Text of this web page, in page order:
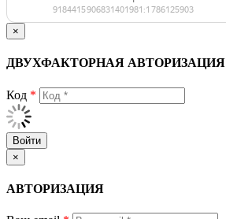
×
ДВУХФАКТОРНАЯ АВТОРИЗАЦИЯ
Код *
Войти
×
АВТОРИЗАЦИЯ